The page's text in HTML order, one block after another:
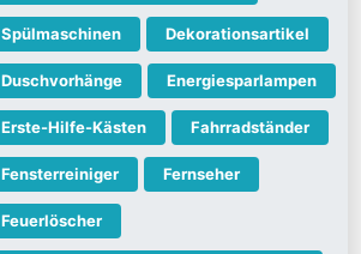
Spülmaschinen Dekorationsartikel
Duschvorhänge Energiesparlampen
Erste-Hilfe-Kästen Fahrradständer
Fensterreiniger Fernseher
Feuerlöscher